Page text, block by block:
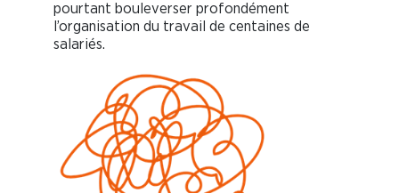
pourtant bouleverser profondément
l’organisation du travail de centaines de
salariés.